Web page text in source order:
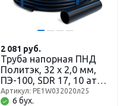
Труба напорная ПНД
Политэк, 32 x 2,0 мм,
ПЭ-100, SDR 17, 10 атм,
бухта 25 м
6 бух.
Артикул: РЕ1W032020л25
2 081 руб.